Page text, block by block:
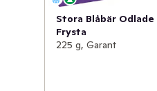
Stora Blåbär Odlade
Frysta
225 g, Garant